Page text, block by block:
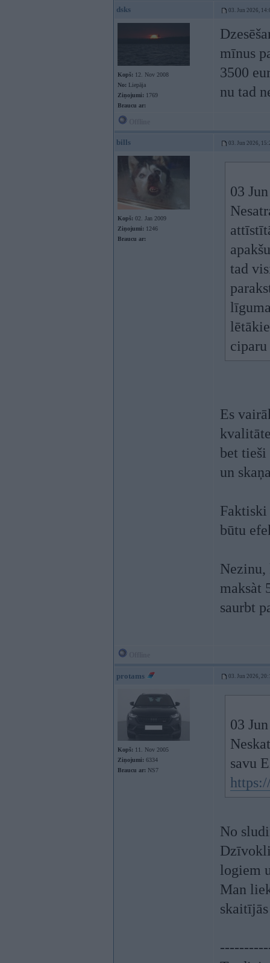
dsks 03. Jun 2026,
Kopš: 12. Nov 2008
No: Liepāja
Ziņojumi: 1769
Braucu ar:
mīnus
3500
nu tad
bills 03. Jun 2026,
Kopš: 02. Jan 2009
Ziņojumi: 1246
Braucu ar:
03
tad
Es
bet tieši
un
Faktiski
būtu
Nezinu,
maksàt
saurbt
protams 03. Jun 2026,
Kopš: 11. Nov 2005
Ziņojumi: 6334
Braucu ar: NS7
03
savu
No
logiem
Man